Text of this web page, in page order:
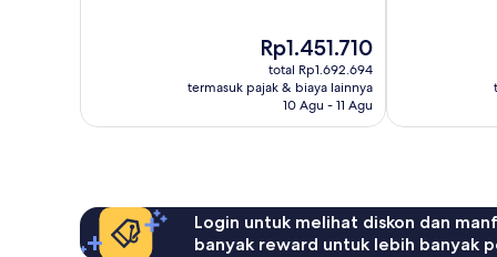
Harga
sekarang
Rp1.451.710
Rp1.451.710
total Rp1.692.694
termasuk pajak & biaya lainnya
10 Agu - 11 Agu
Login untuk melihat diskon dan
banyak reward untuk lebih banyak